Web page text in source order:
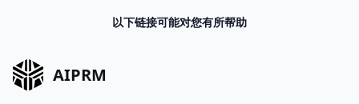
以下链接可能对您有所帮助
AIPRM